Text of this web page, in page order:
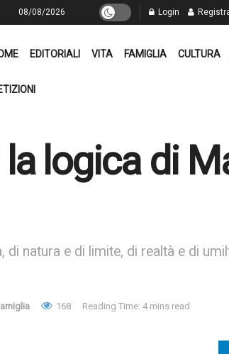
08/08/2026 Login
EDITORIALI VITA FAMIGLIA CULTURA
logica di
natura e di limite, di realtà e di
168 Reading Time: 4 mins read